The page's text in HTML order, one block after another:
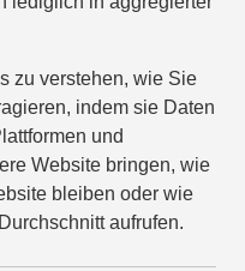
zu verstehen, wie Sie
indem sie Daten
und
Website bringen, wie
bleiben oder wie
aufrufen.